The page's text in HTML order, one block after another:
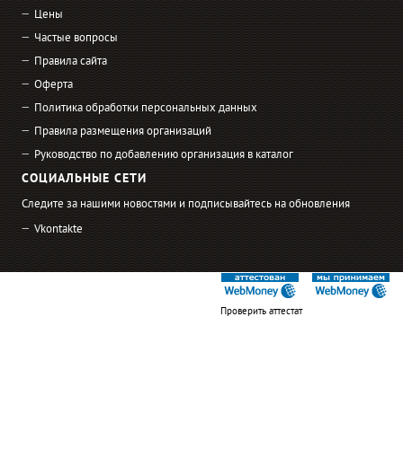
Цены
Частые вопросы
Правила сайта
Оферта
Политика обработки персональных данных
Правила размещения организаций
Руководство по добавлению организация в каталог
СОЦИАЛЬНЫЕ СЕТИ
Следите за нашими новостями и подписывайтесь на обновления
Vkontakte
Проверить аттестат